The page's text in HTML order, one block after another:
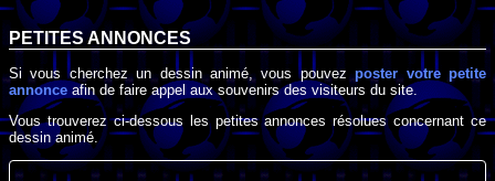
PETITES ANNONCES
Si vous cherchez un dessin animé, vous pouvezposter votre petite
annonce afin de faire appel aux souvenirs des visiteurs du site.
Vous trouverez ci-dessous les petites annonces résolues concernant ce
dessin animé.